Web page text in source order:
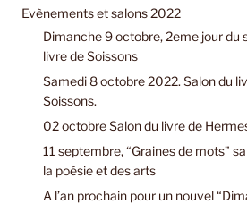
Evènements et salons 2022
Dimanche 9 octobre, 2eme jour du
livre de Soissons
Samedi 8 octobre 2022. Salon du
Soissons.
02 octobre Salon du livre de
11 septembre, “Graines de mots”
la poésie et des arts
A l’an prochain pour un nouvel